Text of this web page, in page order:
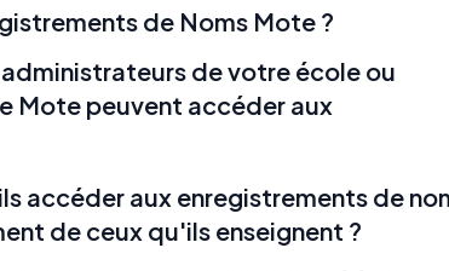
de Noms Mote ?
administrateurs de votre école ou
Mote peuvent accéder aux
accéder aux enregistrements de
de ceux qu'ils enseignent ?